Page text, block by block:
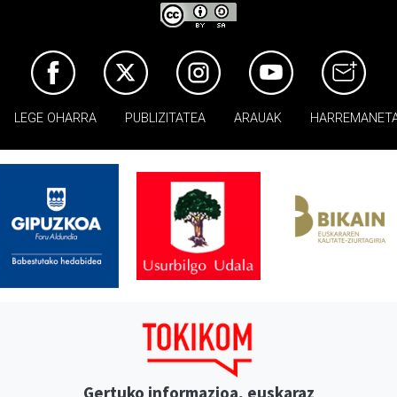
LEGE OHARRA PUBLIZITATEA ARAUAK
Gertuko informazioa, euskaraz